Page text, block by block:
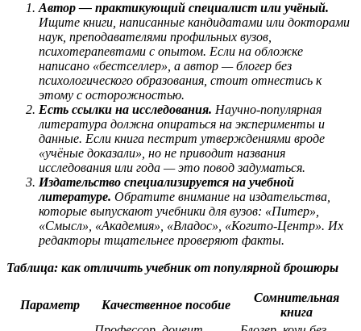
Автор — практикующий специалист или учёный.
Ищите книги, написанные кандидатами или докторами
наук, преподавателями профильных вузов,
психотерапевтами с опытом. Если на обложке
написано «бестселлер», а автор — блогер без
психологического образования, стоит отнестись к
этому с осторожностью.
Есть ссылки на исследования. Научно-популярная
литература должна опираться на эксперименты и
данные. Если книга пестрит утверждениями вроде
«учёные доказали», но не приводит названия
исследования или года — это повод задуматься.
Издательство специализируется на учебной
литературе. Обратите внимание на издательства,
которые выпускают учебники для вузов: «Питер»,
«Смысл», «Академия», «Владос», «Когито-Центр». Их
редакторы тщательнее проверяют факты.
Таблица: как отличить учебник от популярной брошюры
Параметр Качественное пособие
Сомнительная
книга